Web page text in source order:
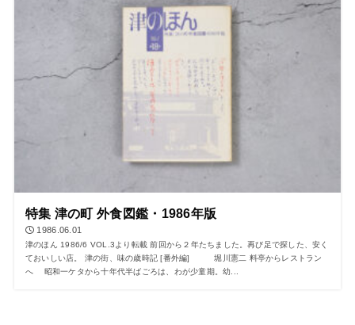
特集 津の町 外食図鑑・1986年版
1986.06.01
津のほん 1986/6 VOL.3より転載 前回から２年たちました。再び足で探した、安く
ておいしい店。 津の街、味の歳時記 [番外編] 堀川憲二 料亭からレストラン
へ 昭和一ケタから十年代半ばごろは、わが少童期。幼...